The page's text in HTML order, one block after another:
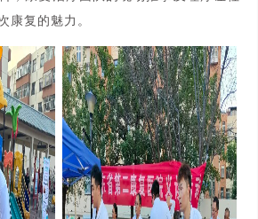
康复的魅力。